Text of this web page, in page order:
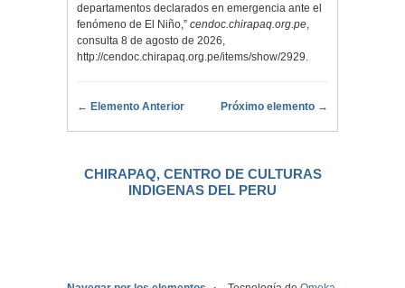
departamentos declarados en emergencia ante el
fenómeno de El Niño,” cendoc.chirapaq.org.pe,
consulta 8 de agosto de 2026,
http://cendoc.chirapaq.org.pe/items/show/2929.
← Elemento Anterior Próximo elemento →
CHIRAPAQ, CENTRO DE CULTURAS
INDIGENAS DEL PERU